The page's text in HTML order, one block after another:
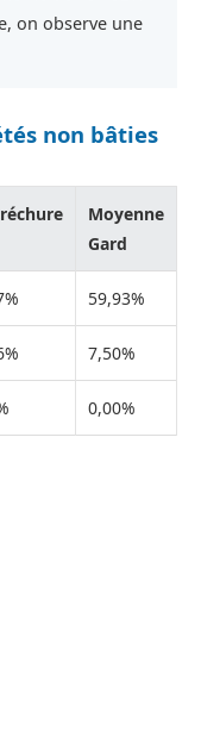
on observe une
non bâties
Moyenne
Gard
59,93%
7,50%
0,00%